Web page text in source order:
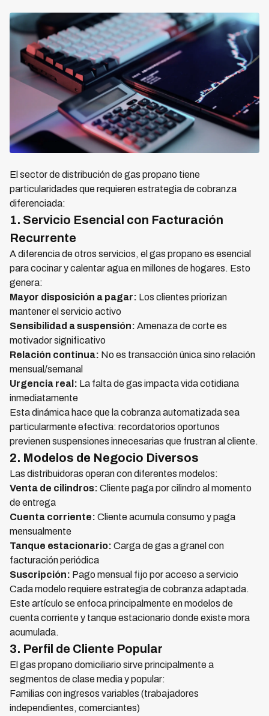
El sector de distribución de gas propano tiene
particularidades que requieren estrategia de cobranza
diferenciada:
1. Servicio Esencial con Facturación
Recurrente
A diferencia de otros servicios, el gas propano es esencial
para cocinar y calentar agua en millones de hogares. Esto
genera:
Mayor disposición a pagar: Los clientes priorizan
mantener el servicio activo
Sensibilidad a suspensión: Amenaza de corte es
motivador significativo
Relación continua: No es transacción única sino relación
mensual/semanal
Urgencia real: La falta de gas impacta vida cotidiana
inmediatamente
Esta dinámica hace que la cobranza automatizada sea
particularmente efectiva: recordatorios oportunos
previenen suspensiones innecesarias que frustran al cliente.
2. Modelos de Negocio Diversos
Las distribuidoras operan con diferentes modelos:
Venta de cilindros: Cliente paga por cilindro al momento
de entrega
Cuenta corriente: Cliente acumula consumo y paga
mensualmente
Tanque estacionario: Carga de gas a granel con
facturación periódica
Suscripción: Pago mensual fijo por acceso a servicio
Cada modelo requiere estrategia de cobranza adaptada.
Este artículo se enfoca principalmente en modelos de
cuenta corriente y tanque estacionario donde existe mora
acumulada.
3. Perfil de Cliente Popular
El gas propano domiciliario sirve principalmente a
segmentos de clase media y popular:
Familias con ingresos variables (trabajadores
independientes, comerciantes)